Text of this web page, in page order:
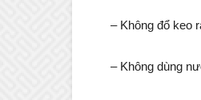
– Không đổ keo
– Không dùng